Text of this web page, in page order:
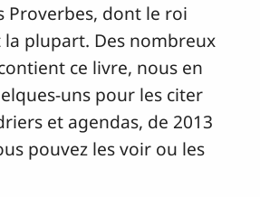
Proverbes, dont le roi
la plupart. Des nombreux
ce livre, nous en
uns pour les citer
et agendas, de 2013
pouvez les voir ou les